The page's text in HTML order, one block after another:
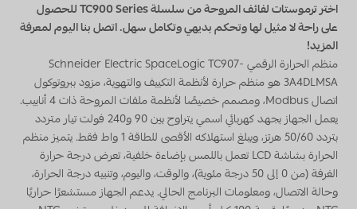
اختر ترموستات لفائف المروحة من سلسلة TC900 Series للحصول
على راحة لا مثيل لها وتحكم بديهي وتكامل سهل. اتصل بنا اليوم لمعرفة
المزيد!
منظم الحرارة الرقمي Schneider Electric SpaceLogic TC907-
3A4DLMSA هو منظم حرارة لأنظمة التكييف والتهوية، مزود ببروتوكول
اتصال Modbus، ومصمم خصيصًا لأنظمة ملفات المروحة ذات 4 أنابيب.
يعمل الجهاز بجهد كهربائي اسمي يتراوح بين 90 و240 فولت تيار متردد
بتردد 50/60 هرتز، ويبلغ استهلاكه الأقصى للطاقة 1 واط فقط. يتميز منظم
الحرارة بشاشة LCD تعمل باللمس بإضاءة خلفية، تعرض درجة حرارة
الغرفة (من 0 إلى 50 درجة مئوية)، والوقت، واليوم، وتنبيه درجة الحرارة،
وحالة الاتصال، ومعلومات البرنامج الحالي. يدعم الجهاز مستشعرًا حراريًا